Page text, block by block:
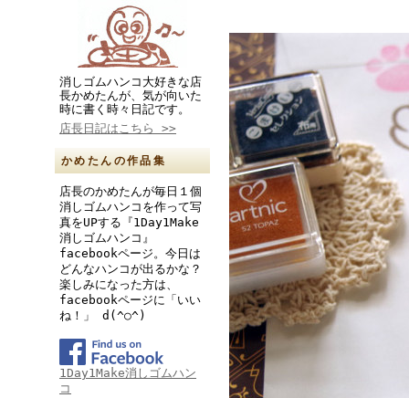
消しゴムハンコ大好きな店
長かめたんが、気が向いた
時に書く時々日記です。
店長日記はこちら >>
かめたんの作品集
店長のかめたんが毎日１個
消しゴムハンコを作って写
真をUPする『1Day1Make
消しゴムハンコ』
facebookページ。今日は
どんなハンコが出るかな？
楽しみになった方は、
facebookページに「いい
ね！」 d(^○^)
1Day1Make消しゴムハン
コ